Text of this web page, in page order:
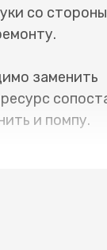
со
заменить
и помпу.